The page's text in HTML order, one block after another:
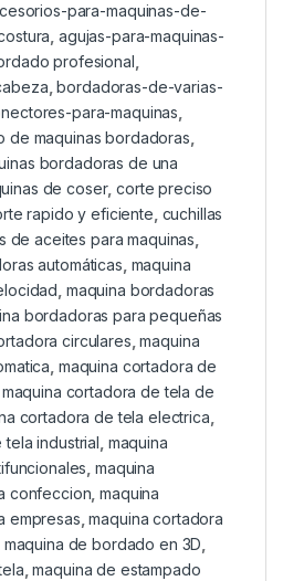
para-maquinas-de-
agujas-para-maquinas-
profesional
,bordadoras-de-varias-
para-maquinas
de maquinas bordadoras
bordadoras de una
de coser,corte preciso
rapido y eficiente cuchillas
de aceites para maquinas
automáticas maquina
maquina bordadoras
bordadoras para pequeñas
circulares ,maquina
maquina cortadora de
maquina cortadora de tela de
cortadora de tela electrica
industrial maquina
maquina
confeccion ,maquina
empresas ,maquina cortadora
maquina de bordado en 3D
,maquina de estampado